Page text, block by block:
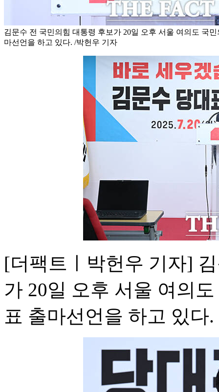
김문수 전 국민의힘 대통령 후보가 20일 오후 서울 여의도 국
마선언을 하고 있다. /박헌우 기자
[더팩트ㅣ박헌우 기자]
가 20일 오후 서울 여의
표 출마선언을 하고 있다.